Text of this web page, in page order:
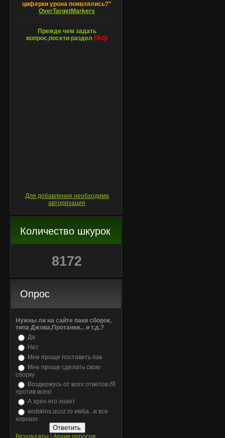
циферки урона появлялись?"
OverTargetMarkers
Прежде чем задать
вопрос,посети раздел FAQ!
Для добавления необходима
авторизация
Количество шкурок
8172
Опрос
Нужны ли на сайте паки сборок,
типа Джова,Протанки... и т.д.?
Да
Нет
Мне проще поставить пак
Мне проще сделать свою
сборку
Воздержусь от всех ответов /Я
против всех/
А хрен его знает
wotskins.ucoz.ru имба...и все
хорошо
Результаты
Архив опросов